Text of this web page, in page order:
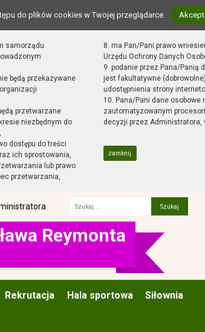
do plików cookies w Twojej przeglądarce.
samorządu
będą przekazywane
przetwarzane
niezbędnym do
dostępu do treści
ich sprostowania,
lub prawo
przetwarzania,
8. ma Pan/Pani prawo
Urzędu Ochrony Danych
9. podanie przez Pana/Panią
jest fakultatywne
udostępnienia strony
10. Pana/Pani dane osobowe
zautomatyzowanym
decyzji przez Administratora,
zamknij
Reymonta
Rekrutacja Hala sportowa Siłownia